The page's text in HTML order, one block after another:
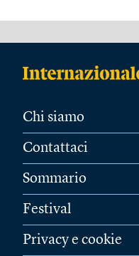
Chi siamo
Contattaci
Sommario
Festival
Privacy e cookie